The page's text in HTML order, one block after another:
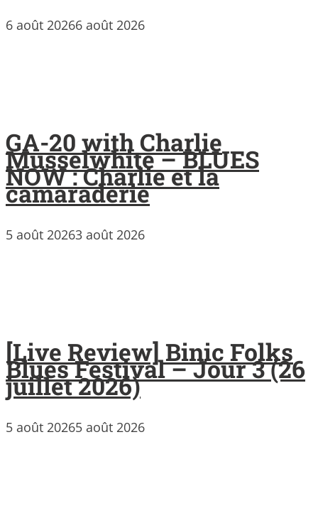
6 août 20266 août 2026
GA-20 with Charlie
Musselwhite – BLUES
NOW : Charlie et la
camaraderie
5 août 20263 août 2026
[Live Review] Binic Folks
Blues Festival – Jour 3 (26
juillet 2026)
5 août 20265 août 2026